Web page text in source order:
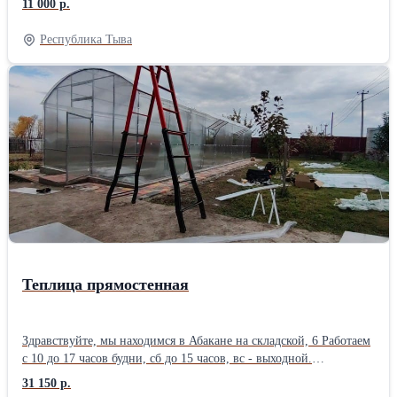
дуги через 1 метр. 🚩Каркас на 5ти поперечинах. Сборка - труба
в трубу на саморез. 🚩🚩 Цена указана за каркас 3*4м. БЕЗ
поликарбоната. 🚩Сотовый поликарбонат можно приобрести у
нас отдельно, на выбор. 🚩Каркас теплицы увеличивается по
длине кратно - двум метрам с помощью вставок. 🚩Цена вставки
для увеличения длины на 2м - 2 950 руб. 🚩Каркас 3*4м выходит
- 11 000 руб. 🚩Каркас 3*6м выходит - 13 950 руб. 🚩Каркас 3*8м
выходит - 16 900 руб. 🚩Каркас 3*10м выходит - 29 850 руб.
Данный каркас теплицы по качеству - полностью соответствует
своей цене❗ Длина теплицы может быть любой кратной двум
метрам от 4х метров❗ Посмотреть - увидеть, потрогать данный
каркас для теплицы можно на Складской, 6 в Абакане. 🚩
Каркасы для теплиц в наличии на Складскoй, 6 🚩Мы работаем с
10 до 17 часов будни., с 10 до 15 часов суббота. 🚩Цена
11 000 р.
Республика Тыва
Теплица прямостенная
Здравствуйте, мы находимся в Абакане на складской, 6 Работаем
с 10 до 17 часов будни, сб до 15 часов, вс - выходной.
Добавляйте объявление в избранное что бы не потерять. Если
объявление не активно - это не означает что товара нет в
31 150 р.